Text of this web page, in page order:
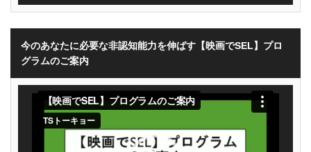
今のあなたに必要な非認知能力を伸ばす【映画でSEL】プロ
グラムのご案内
動